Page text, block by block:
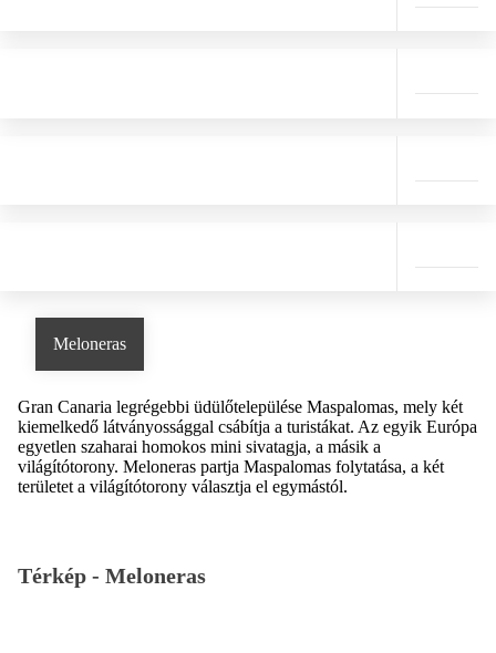
Meloneras
Gran Canaria legrégebbi üdülőtelepülése Maspalomas, mely két
kiemelkedő látványossággal csábítja a turistákat. Az egyik Európa
egyetlen szaharai homokos mini sivatagja, a másik a
világítótorony. Meloneras partja Maspalomas folytatása, a két
területet a világítótorony választja el egymástól.
Térkép - Meloneras